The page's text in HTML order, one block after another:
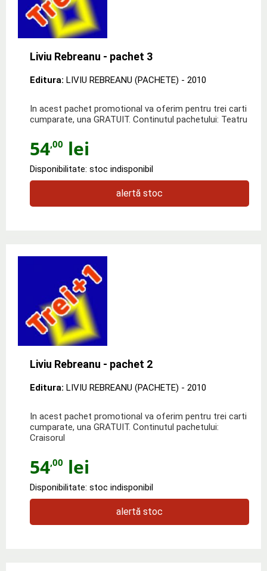
Liviu Rebreanu - pachet 3
Editura: LIVIU REBREANU (PACHETE) - 2010
In acest pachet promotional va oferim pentru trei carti
cumparate, una GRATUIT. Continutul pachetului: Teatru
54,00 lei
Disponibilitate: stoc indisponibil
alertă stoc
Liviu Rebreanu - pachet 2
Editura: LIVIU REBREANU (PACHETE) - 2010
In acest pachet promotional va oferim pentru trei carti
cumparate, una GRATUIT. Continutul pachetului:
Craisorul
54,00 lei
Disponibilitate: stoc indisponibil
alertă stoc